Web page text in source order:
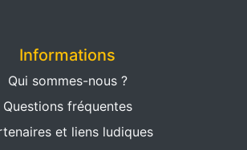
Informations
Qui sommes-nous ?
Questions fréquentes
et liens ludiques